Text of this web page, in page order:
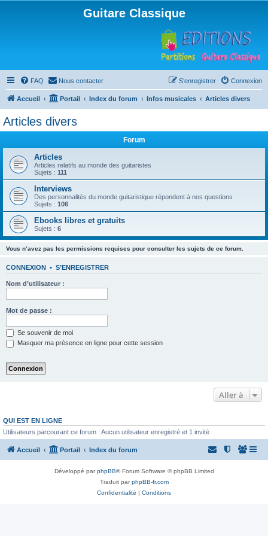
Guitare Classique
FAQ Nous contacter Connexion
S’enregistrer
Accueil Portail Index du forum Infos musicales Articles divers
Articles divers
Forum
Articles
Articles relatifs au monde des guitaristes
Sujets : 111
Interviews
Des personnalités du monde guitaristique répondent à nos questions
Sujets : 106
Ebooks libres et gratuits
Sujets : 6
Vous n’avez pas les permissions requises pour consulter les sujets de ce forum.
CONNEXION • S’ENREGISTRER
Nom d’utilisateur :
Mot de passe :
Se souvenir de moi
Masquer ma présence en ligne pour cette session
Aller à
QUI EST EN LIGNE
Utilisateurs parcourant ce forum : Aucun utilisateur enregistré et 1 invité
Accueil Portail Index du forum
Développé parphpBB® Forum Software © phpBB Limited
Traduit parphpBB-fr.com
Confidentialité | Conditions